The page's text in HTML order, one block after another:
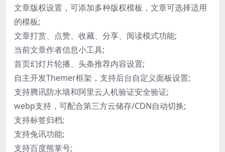
文章版权设置，可添加多种版权模板，文章可选择适用
的模板;
文章打赏、点赞、收藏、分享、阅读模式功能;
当前文章作者信息小工具;
首页幻灯片轮播、头条推荐内容设置;
自主开发Themer框架，支持后台自定义面板设置;
支持腾讯防水墙和阿里云人机验证安全验证;
webp支持，可配合第三方云储存/CDN自动切换;
支持标签归档;
支持兔讯功能;
支持百度熊掌号;